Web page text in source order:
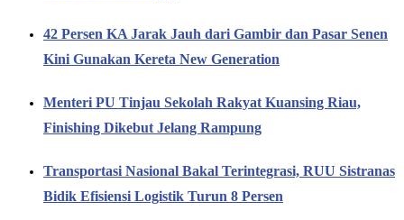
42 Persen KA Jarak Jauh dari Gambir dan Pasar Senen
Kini Gunakan Kereta New Generation
Menteri PU Tinjau Sekolah Rakyat Kuansing Riau,
Finishing Dikebut Jelang Rampung
Transportasi Nasional Bakal Terintegrasi, RUU Sistranas
Bidik Efisiensi Logistik Turun 8 Persen